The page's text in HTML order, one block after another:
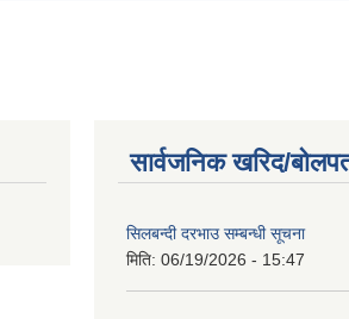
सार्वजनिक खरिद/
सिलबन्दी दरभाउ सम्बन्धी सूचना
मिति: 06/19/2026 - 15:47